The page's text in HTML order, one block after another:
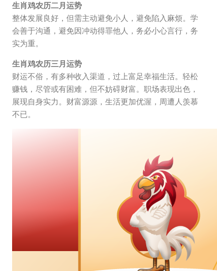
生肖鸡农历二月运势
整体发展良好，但需主动避免小人，避免陷入麻烦。学
会善于沟通，避免因冲动得罪他人，务必小心言行，务
实为重。
生肖鸡农历三月运势
财运不俗，有多种收入渠道，过上富足幸福生活。轻松
赚钱，尽管或有困难，但不妨碍财富。职场表现出色，
展现自身实力。财富源源，生活更加优渥，周遭人羡慕
不已。